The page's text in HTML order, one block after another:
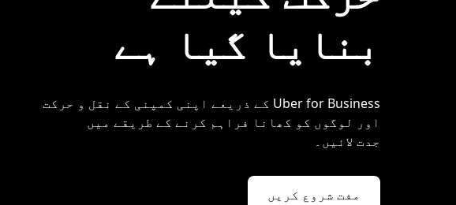
بنایا گیا ہے
Uber for Business کے ذریعے اپنی کمپنی کے نقل و حرکت
اور لوگوں کو کھانا فراہم کرنے کے طریقے میں
جدت لائیں۔
مفت شروع کریں